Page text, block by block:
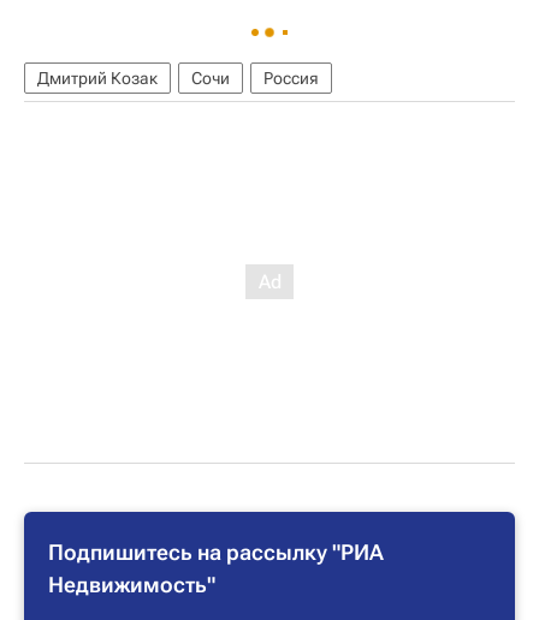
Дмитрий Козак Сочи Россия
Подпишитесь на рассылку "РИА
Недвижимость"